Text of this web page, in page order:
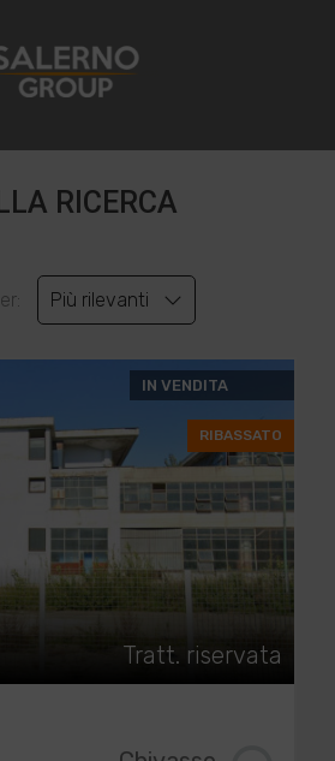
RICERCA
Più rilevanti
IN VENDITA
RIBASSATO
Tratt. riservata